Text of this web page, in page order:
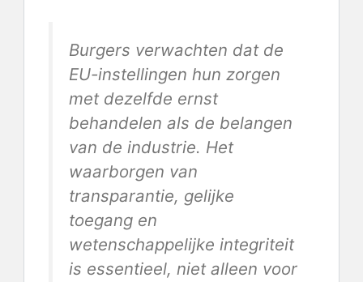
Burgers verwachten dat de
EU-instellingen hun zorgen
met dezelfde ernst
behandelen als de belangen
van de industrie. Het
waarborgen van
transparantie, gelijke
toegang en
wetenschappelijke integriteit
is essentieel, niet alleen voor